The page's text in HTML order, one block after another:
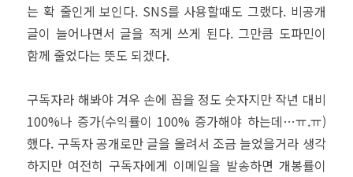
는 확 줄인게 보인다. SNS를 사용할때도 그랬다. 비공개
글이 늘어나면서 글을 적게 쓰게 된다. 그만큼 도파민이
함께 줄었다는 뜻도 되겠다.
구독자라 해봐야 겨우 손에 꼽을 정도 숫자지만 작년 대비
100%나 증가(수익률이 100% 증가해야 하는데…ㅠ.ㅠ)
했다. 구독자 공개로만 글을 올려서 조금 늘었을거라 생각
하지만 여전히 구독자에게 이메일을 발송하면 개봉률이